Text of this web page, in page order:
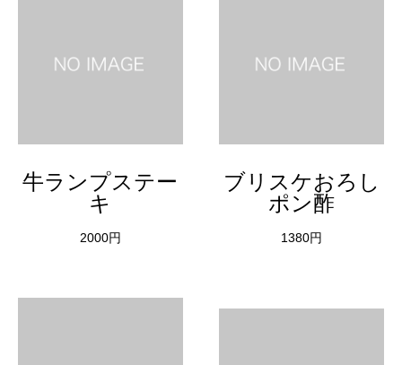
牛ランプステー
キ
2000円
ブリスケおろし
ポン酢
1380円